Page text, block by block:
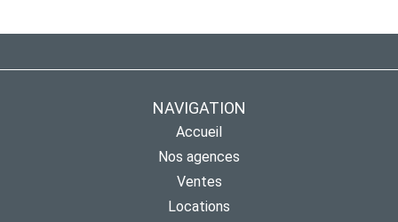
NAVIGATION
Accueil
Nos agences
Ventes
Locations